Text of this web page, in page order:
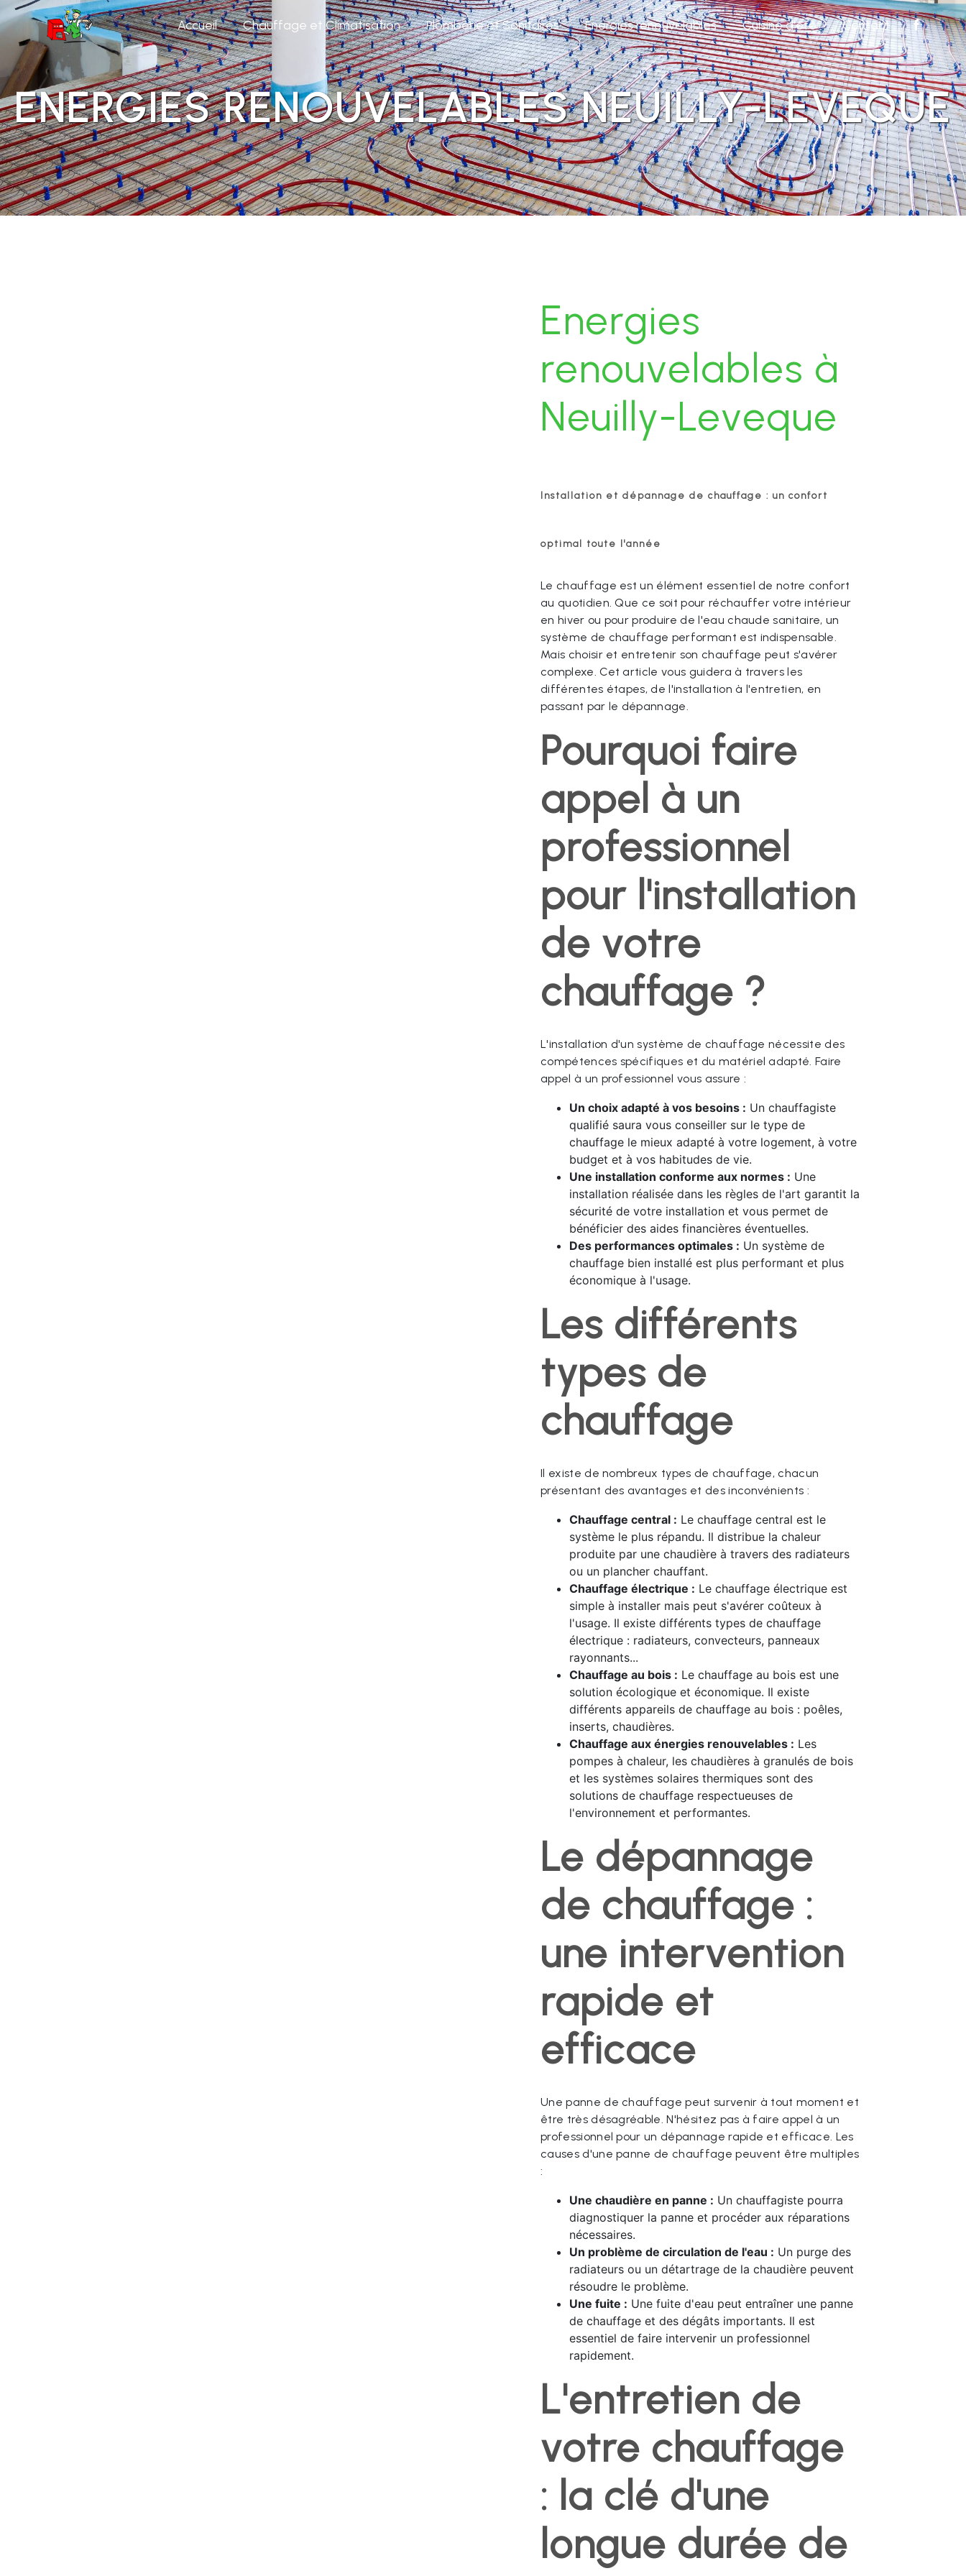
Panneau de gestion des cookies
Accueil Chauffage et Climatisation Plomberie et Sanitaires Energies renouvelables Cuisine d'été Contact
ENERGIES RENOUVELABLES NEUILLY-LEVEQUE
Energies
renouvelables à
Neuilly-Leveque
Installation et dépannage de chauffage : un confort
optimal toute l'année
Le chauffage est un élément essentiel de notre confort
au quotidien. Que ce soit pour réchauffer votre intérieur
en hiver ou pour produire de l'eau chaude sanitaire, un
système de chauffage performant est indispensable.
Mais choisir et entretenir son chauffage peut s'avérer
complexe. Cet article vous guidera à travers les
différentes étapes, de l'installation à l'entretien, en
passant par le dépannage.
Pourquoi faire
appel à un
professionnel
pour l'installation
de votre
chauffage ?
L'installation d'un système de chauffage nécessite des
compétences spécifiques et du matériel adapté. Faire
appel à un professionnel vous assure :
Un choix adapté à vos besoins : Un chauffagiste
qualifié saura vous conseiller sur le type de
chauffage le mieux adapté à votre logement, à votre
budget et à vos habitudes de vie.
Une installation conforme aux normes : Une
installation réalisée dans les règles de l'art garantit la
sécurité de votre installation et vous permet de
bénéficier des aides financières éventuelles.
Des performances optimales : Un système de
chauffage bien installé est plus performant et plus
économique à l'usage.
Les différents
types de
chauffage
Il existe de nombreux types de chauffage, chacun
présentant des avantages et des inconvénients :
Chauffage central : Le chauffage central est le
système le plus répandu. Il distribue la chaleur
produite par une chaudière à travers des radiateurs
ou un plancher chauffant.
Chauffage électrique : Le chauffage électrique est
simple à installer mais peut s'avérer coûteux à
l'usage. Il existe différents types de chauffage
électrique : radiateurs, convecteurs, panneaux
rayonnants...
Chauffage au bois : Le chauffage au bois est une
solution écologique et économique. Il existe
différents appareils de chauffage au bois : poêles,
inserts, chaudières.
Chauffage aux énergies renouvelables : Les
pompes à chaleur, les chaudières à granulés de bois
et les systèmes solaires thermiques sont des
solutions de chauffage respectueuses de
l'environnement et performantes.
Le dépannage
de chauffage :
une intervention
rapide et
efficace
Une panne de chauffage peut survenir à tout moment et
être très désagréable. N'hésitez pas à faire appel à un
professionnel pour un dépannage rapide et efficace. Les
causes d'une panne de chauffage peuvent être multiples
:
Une chaudière en panne : Un chauffagiste pourra
diagnostiquer la panne et procéder aux réparations
nécessaires.
Un problème de circulation de l'eau : Un purge des
radiateurs ou un détartrage de la chaudière peuvent
résoudre le problème.
Une fuite : Une fuite d'eau peut entraîner une panne
de chauffage et des dégâts importants. Il est
essentiel de faire intervenir un professionnel
rapidement.
L'entretien de
votre chauffage
: la clé d'une
longue durée de